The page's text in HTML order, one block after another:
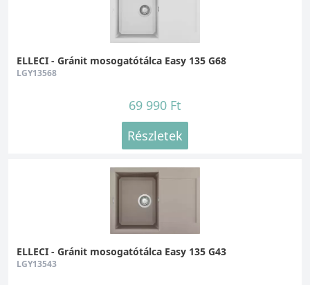
ELLECI - Gránit mosogatótálca Easy 135 G68
LGY13568
69 990 Ft
Részletek
ELLECI - Gránit mosogatótálca Easy 135 G43
LGY13543